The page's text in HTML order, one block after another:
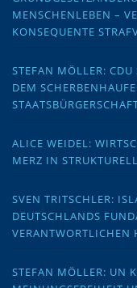
MENSCHENLEBEN –
KONSEQUENTE
STEFAN MÖLLER:
DEM
ALICE WEIDEL:
MERZ IN
SVEN TRITSCHLER:
DEUTSCHLANDS
VERANTWORTLICHEN
STEFAN MÖLLER: UN